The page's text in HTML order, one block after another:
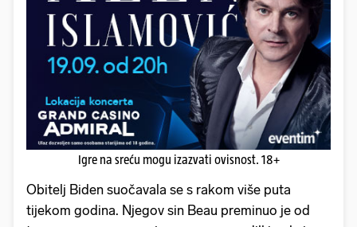
Igre na sreću mogu izazvati ovisnost. 18+
Obitelj Biden suočavala se s rakom više puta
tijekom godina. Njegov sin Beau preminuo je od